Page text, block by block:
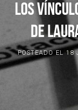
LOS
DE
POSTEADO EL18